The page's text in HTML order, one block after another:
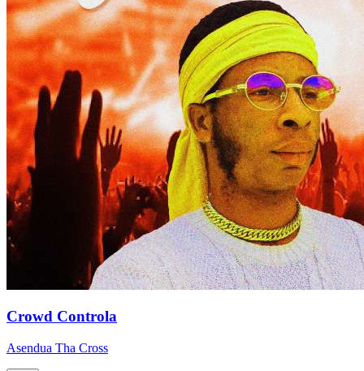
Crowd Controla
Asendua Tha Cross